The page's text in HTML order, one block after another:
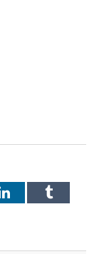
LinkedInTumblr